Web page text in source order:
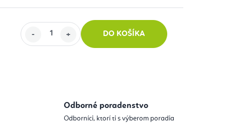
DO KOŠÍKA
Odborné poradenstvo
Odborníci, ktorí ti s výberom poradia